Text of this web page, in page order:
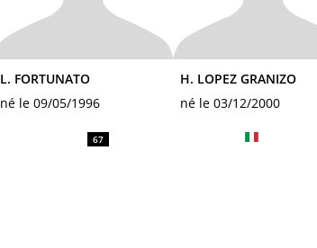
L. FORTUNATO
né le 09/05/1996
H. LOPEZ GRANIZO
né le 03/12/2000
67